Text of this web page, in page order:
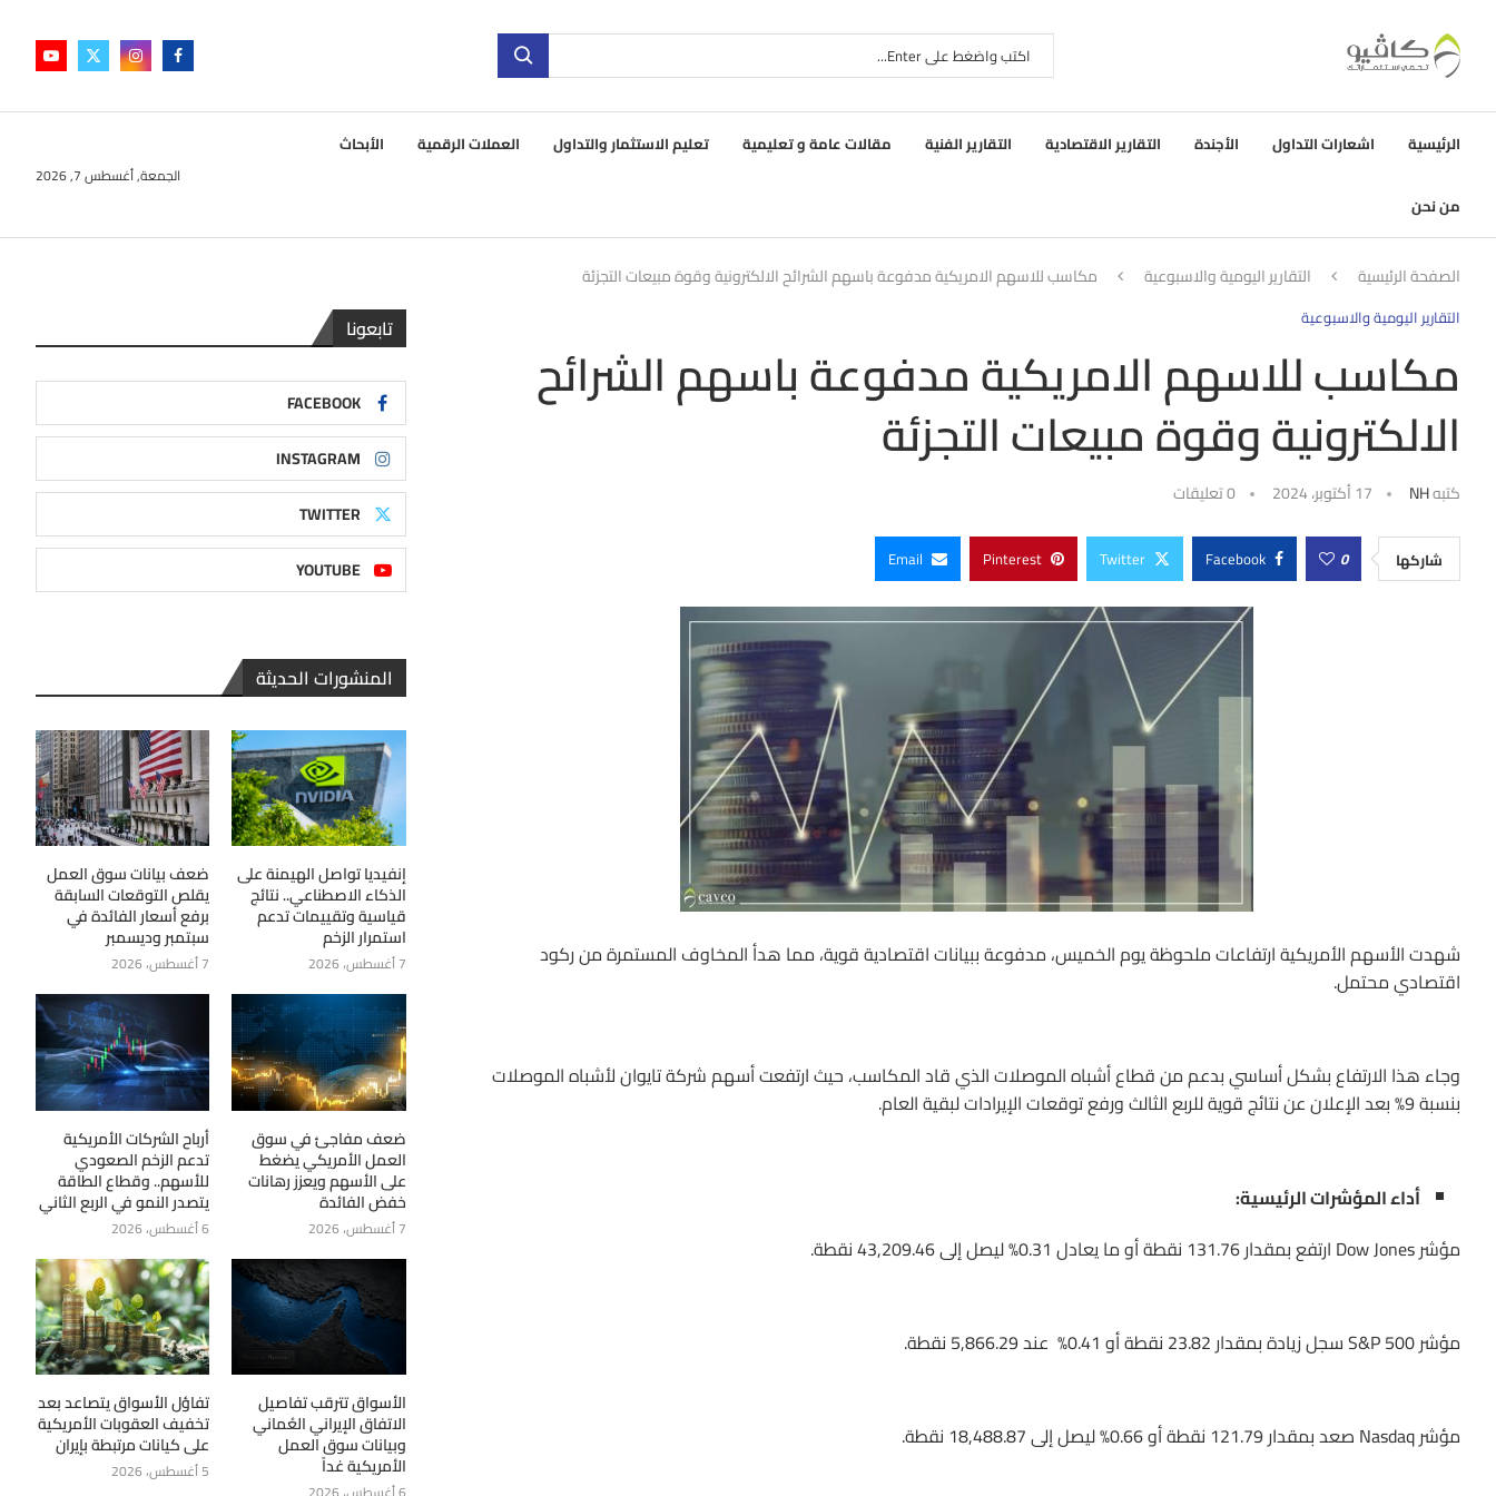
الرئيسية اشعارات التداول الأجندة التقارير الاقتصادية التقارير الفنية مقالات عامة و تعليمية تعليم الاستثمار والتداول العملات الرقمية الأبحاث
من نحن
الجمعة, أغسطس 7, 2026
الصفحة الرئيسية التقارير اليومية والاسبوعية مكاسب للاسهم الامريكية مدفوعة باسهم الشرائح الالكترونية وقوة مبيعات التجزئة
التقارير اليومية والاسبوعية
مكاسب للاسهم الامريكية مدفوعة باسهم الشرائح
الالكترونية وقوة مبيعات التجزئة
كتبهNH 17 أكتوبر، 2024 0 تعليقات
شاركها 0
Facebook
Twitter
Pinterest
Email
شهدت الأسهم الأمريكية ارتفاعات ملحوظة يوم الخميس، مدفوعة ببيانات اقتصادية قوية، مما هدأ المخاوف المستمرة من ركود
اقتصادي محتمل.
وجاء هذا الارتفاع بشكل أساسي بدعم من قطاع أشباه الموصلات الذي قاد المكاسب، حيث ارتفعت أسهم شركة تايوان لأشباه الموصلات
بنسبة 9% بعد الإعلان عن نتائج قوية للربع الثالث ورفع توقعات الإيرادات لبقية العام.
أداء المؤشرات الرئيسية:
مؤشر Dow Jones ارتفع بمقدار 131.76 نقطة أو ما يعادل 0.31% ليصل إلى 43,209.46 نقطة.
مؤشر S&P 500 سجل زيادة بمقدار 23.82 نقطة أو 0.41% عند 5,866.29 نقطة.
مؤشر Nasdaq صعد بمقدار 121.79 نقطة أو 0.66% ليصل إلى 18,488.87 نقطة.
تابعونا
FACEBOOK
INSTAGRAM
TWITTER
YOUTUBE
المنشورات الحديثة
إنفيديا تواصل الهيمنة على
الذكاء الاصطناعي.. نتائج
قياسية وتقييمات تدعم
استمرار الزخم
7 أغسطس، 2026
ضعف بيانات سوق العمل
يقلص التوقعات السابقة
برفع أسعار الفائدة في
سبتمبر وديسمبر
7 أغسطس، 2026
ضعف مفاجئ في سوق
العمل الأمريكي يضغط
على الأسهم ويعزز رهانات
خفض الفائدة
7 أغسطس، 2026
أرباح الشركات الأمريكية
تدعم الزخم الصعودي
للأسهم.. وقطاع الطاقة
يتصدر النمو في الربع الثاني
6 أغسطس، 2026
الأسواق تترقب تفاصيل
الاتفاق الإيراني العُماني
وبيانات سوق العمل
الأمريكية غداً
تفاؤل الأسواق يتصاعد بعد
تخفيف العقوبات الأمريكية
على كيانات مرتبطة بإيران
5 أغسطس، 2026